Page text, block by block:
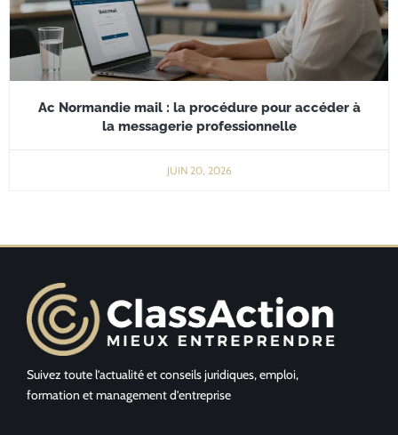
Ac Normandie mail : la procédure pour accéder à
la messagerie professionnelle
JUIN 20, 2026
Suivez toute l’actualité et conseils juridiques, emploi,
formation et management d’entreprise